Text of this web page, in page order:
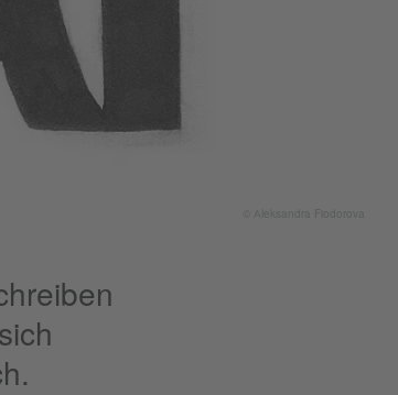
© Аleksandra Fiodorova